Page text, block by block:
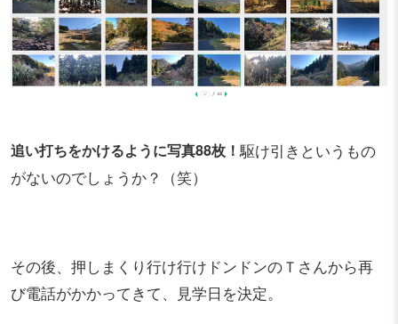
追い打ちをかけるように写真88枚！ 駆け引きというもの
がないのでしょうか？（笑）
その後、押しまくり行け行けドンドンのＴさんから再
び電話がかかってきて、見学日を決定。